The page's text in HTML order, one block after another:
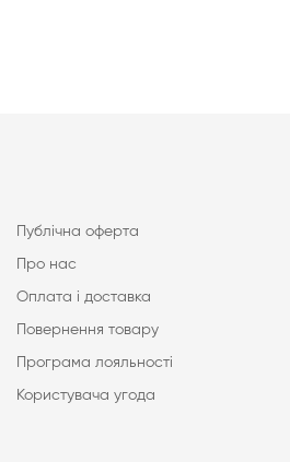
Публічна оферта
Про нас
Оплата і доставка
Повернення товару
Програма лояльності
Користувача угода